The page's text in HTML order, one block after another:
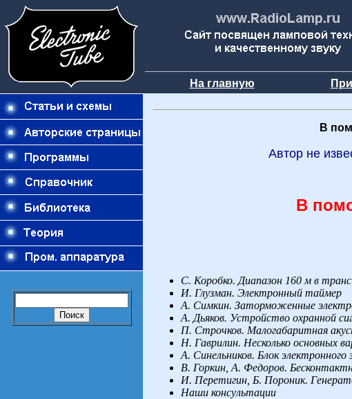
На главную
В
Автор не
В
С. Коробко. Диапазон 160 м в
И. Глузман. Электронный таймер
А. Симкин. Заторможенные
А. Дьяков. Устройство охранной
П. Строчков. Малогабаритная
Н. Гаврилин. Несколько основных
А. Синельников. Блок
В. Горкин, А. Федоров.
И. Перетигин, Б. Пороник.
Наши консультации